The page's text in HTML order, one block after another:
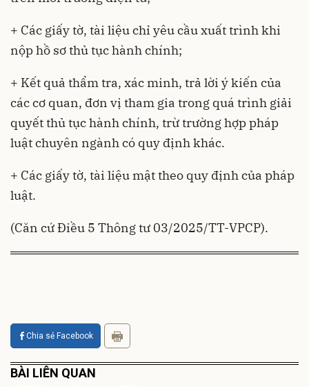
+ Các giấy tờ, tài liệu chỉ yêu cầu xuất trình khi
nộp hồ sơ thủ tục hành chính;
+ Kết quả thẩm tra, xác minh, trả lời ý kiến của
các cơ quan, đơn vị tham gia trong quá trình giải
quyết thủ tục hành chính, trừ trường hợp pháp
luật chuyên ngành có quy định khác.
+ Các giấy tờ, tài liệu mật theo quy định của pháp
luật.
(Căn cứ Điều 5 Thông tư 03/2025/TT-VPCP).
Chia sẻ Facebook
BÀI LIÊN QUAN